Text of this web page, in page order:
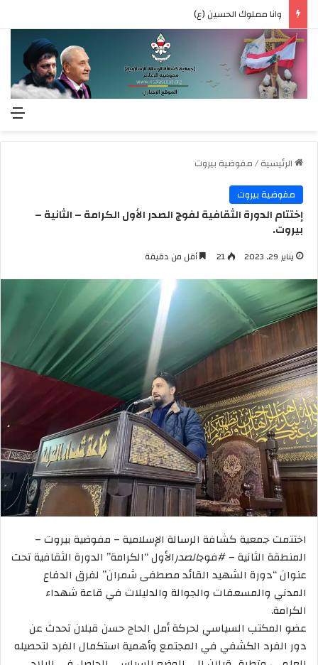
وانا مملوك الحسين (ع)
الرئيسية/مفوضية بيروت
مفوضية بيروت
إختتام الدورة الثقافية لفوج الصدر الأول الكرامة – الثانية –
بيروت.
يناير 29, 2023 21 أقل من دقيقة
اختتمت جمعية كشافة الرسالة الإسلامية – مفوضية بيروت –
المنطقة الثانية – #فوجالصدرالأول “الكرامة” الدورة الثقافية تحت
عنوان “دورة الشهيد القائد مصطفى شمران” لفرق الدفاع
المدني والمسعفات والجوالة والدليلات في قاعة شهداء
الكرامة.
عضو المكتب السياسي لحركة أمل الحاج حسن قبلان تحدث عن
دور الفرد الكشفي في المجتمع وأهمية استكمال الفرد لتحصيله